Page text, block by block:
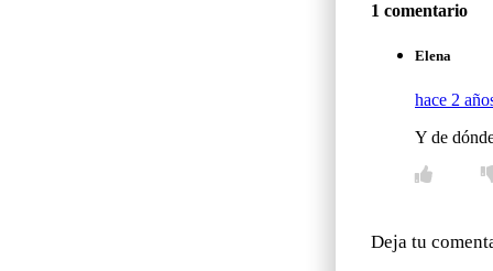
1 comentario
Elena
hace 2
Y de
Deja tu